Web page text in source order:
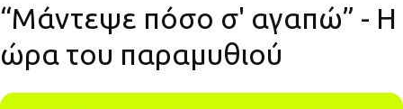
“Μάντεψε πόσο σ' αγαπώ” - H
ώρα του παραμυθιού